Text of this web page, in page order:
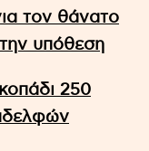
τον θάνατο
υπόθεση
250